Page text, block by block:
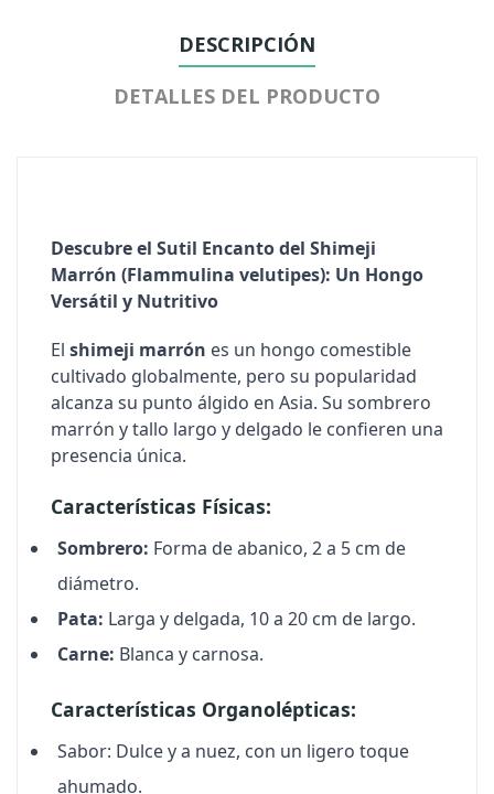
DESCRIPCIÓN
DETALLES DEL PRODUCTO
Descubre el Sutil Encanto del Shimeji
Marrón (Flammulina velutipes): Un Hongo
Versátil y Nutritivo
El shimeji marrón es un hongo comestible
cultivado globalmente, pero su popularidad
alcanza su punto álgido en Asia. Su sombrero
marrón y tallo largo y delgado le confieren una
presencia única.
Características Físicas:
Sombrero: Forma de abanico, 2 a 5 cm de
diámetro.
Pata: Larga y delgada, 10 a 20 cm de largo.
Carne: Blanca y carnosa.
Características Organolépticas:
Sabor: Dulce y a nuez, con un ligero toque
ahumado.